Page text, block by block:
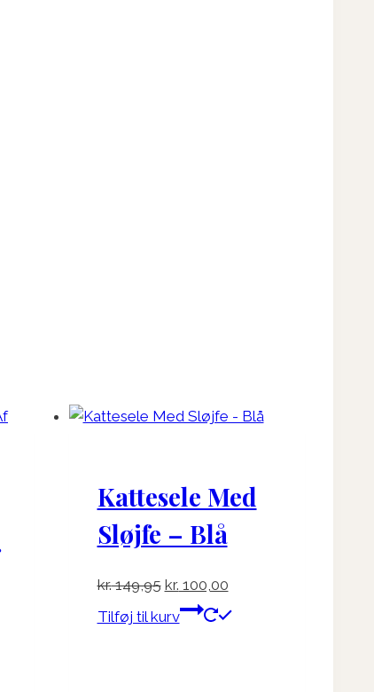
Kattesele Med
Sløjfe – Blå
kr.149,95 Den
oprindelige
kr. 100,00Den
aktuelle
Tilføj til kurv